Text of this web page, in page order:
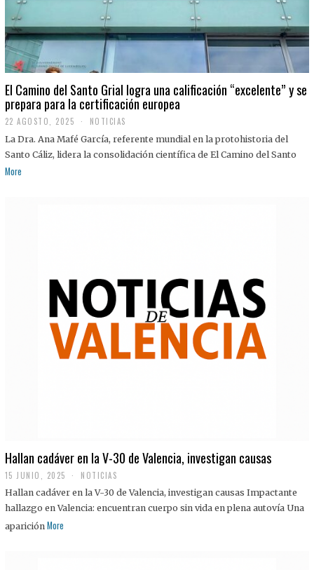
El Camino del Santo Grial logra una calificación “excelente” y se
prepara para la certificación europea
22 AGOSTO, 2025
2
A
G
NOTICIAS
La Dra. Ana Mafé García, referente mundial en la protohistoria del
Santo Cáliz, lidera la consolidación científica de El Camino del Santo
More
Hallan cadáver en la V-30 de Valencia, investigan causas
15 JUNIO, 2025 NOTICIAS
Hallan cadáver en la V-30 de Valencia, investigan causas Impactante
hallazgo en Valencia: encuentran cuerpo sin vida en plena autovía Una
aparición More